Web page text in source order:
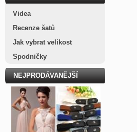
Videa
Recenze šatů
Jak vybrat velikost
Spodničky
NEJPRODÁVANĚJŠÍ